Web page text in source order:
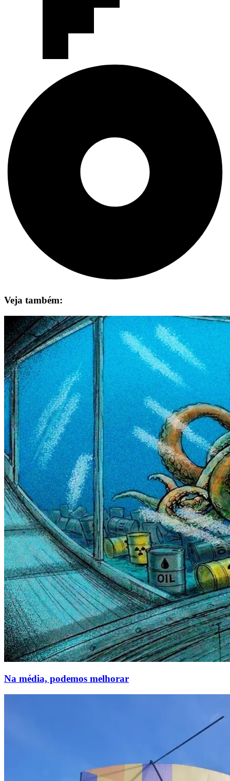
Veja também:
Na média, podemos melhorar